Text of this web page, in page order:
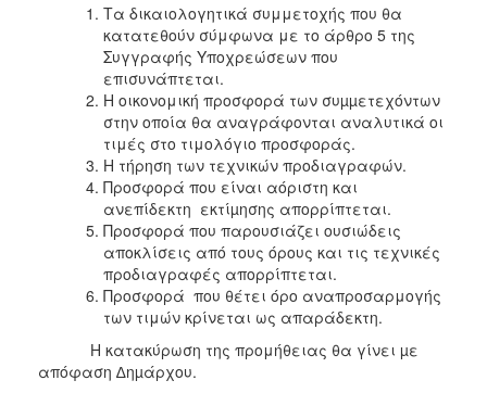
Τα δικαιολογητικά συμμετοχής που θα
κατατεθούν σύμφωνα με το άρθρο 5 της
Συγγραφής Υποχρεώσεων που
επισυνάπτεται.
Η οικονομική προσφορά των συµµετεχόντων
στην οποία θα αναγράφονται αναλυτικά οι
τιμές στο τιμολόγιο προσφοράς.
Η τήρηση των τεχνικών προδιαγραφών.
Προσφορά που είναι αόριστη και
ανεπίδεκτη εκτίµησης απορρίπτεται.
Προσφορά που παρουσιάζει ουσιώδεις
αποκλίσεις από τους όρους και τις τεχνικές
προδιαγραφές απορρίπτεται.
Προσφορά που θέτει όρο αναπροσαρμογής
των τιμών κρίνεται ως απαράδεκτη.
Η κατακύρωση της προμήθειας θα γίνει µε
απόφαση ∆ηµάρχου.